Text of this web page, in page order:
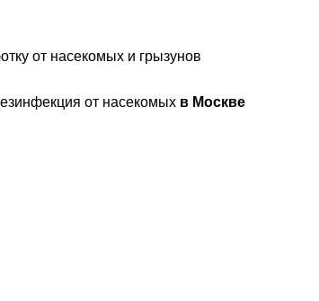
от насекомых и грызунов
от насекомых в Москве